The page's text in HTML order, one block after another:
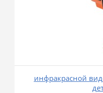
инфракрасной